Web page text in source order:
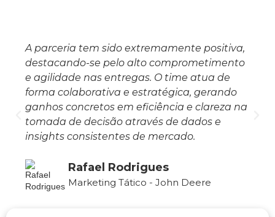
A parceria tem sido extremamente positiva,
destacando-se pelo alto comprometimento
e agilidade nas entregas. O time atua de
forma colaborativa e estratégica, gerando
ganhos concretos em eficiência e clareza na
tomada de decisão através de dados e
insights consistentes de mercado.
Rafael Rodrigues
Marketing Tático - John Deere